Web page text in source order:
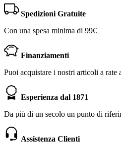
Spedizioni Gratuite
Con una spesa minima di 99€
Finanziamenti
Puoi acquistare i nostri articoli a rate
Esperienza dal 1871
Da più di un secolo un punto di
Assistenza Clienti